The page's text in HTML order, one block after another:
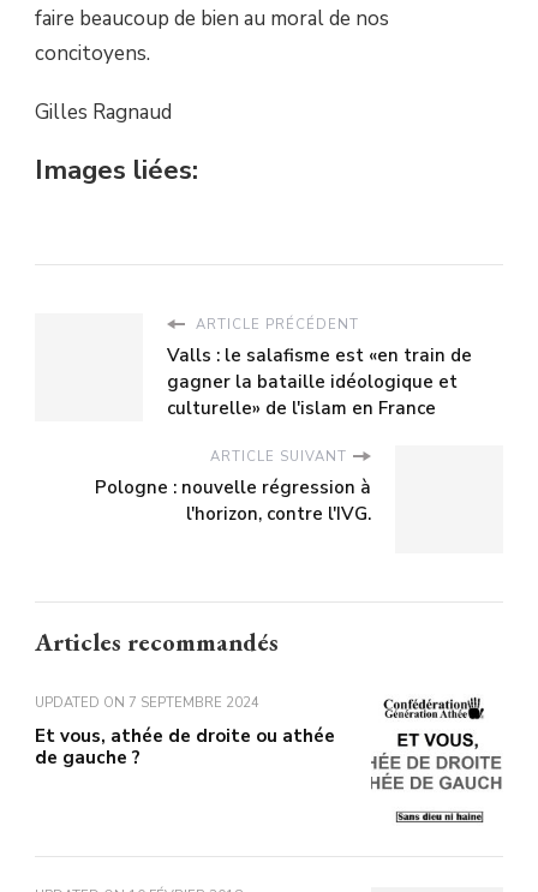
faire beaucoup de bien au moral de nos
concitoyens.
Gilles Ragnaud
Images liées:
ARTICLE PRÉCÉDENT
Valls : le salafisme est «en train de
gagner la bataille idéologique et
culturelle» de l'islam en France
ARTICLE SUIVANT
Pologne : nouvelle régression à
l'horizon, contre l'IVG.
Articles recommandés
UPDATED ON 7 SEPTEMBRE 2024
Et vous, athée de droite ou athée
de gauche ?